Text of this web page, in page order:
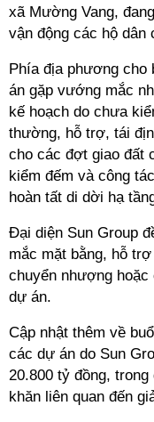
xã Mường Vang,
vận động các hộ
Phía địa phương cho
án gặp vướng mắc
kế hoạch do chưa
thường, hỗ trợ, tái
cho các đợt giao đất
kiểm đếm và công
hoàn tất di dời hạ
Đại diện Sun Group
mắc mặt bằng, hỗ
chuyển nhượng
dự án.
Cập nhật thêm về
các dự án do Sun
20.800 tỷ đồng,
khăn liên quan đến